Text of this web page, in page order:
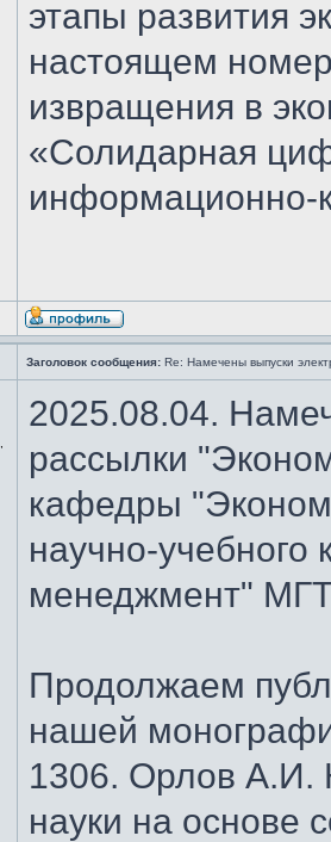
этапы развития
настоящем
извращения в
«Солидарная
информационно-
Заголовок сообщения: Re: Намечены выпуски
2025.08.04.
рассылки
кафедры
научно-
менеджмент"
Продолжаем
нашей
1306. Орлов А.И.
науки на основе